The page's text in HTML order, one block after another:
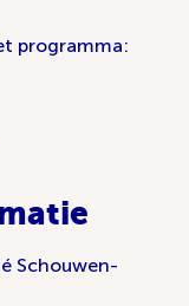
programma:
Schouwen-